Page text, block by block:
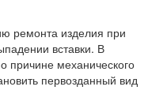
ремонта изделия при
вставки. В
причине механического
первозданный вид